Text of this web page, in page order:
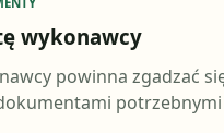
wykonawcy
powinna zgadzać
potrzebnymi